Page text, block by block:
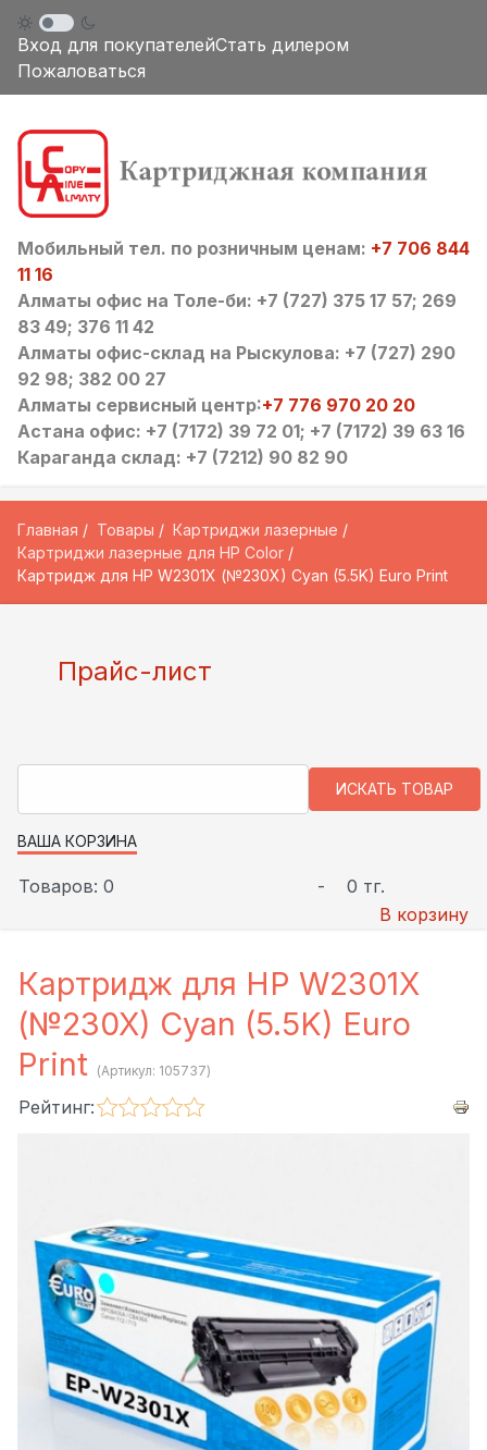
Вход для покупателейСтать дилером
Пожаловаться
Мобильный тел. по розничным ценам: +7 706 844
11 16
Алматы офис на Толе-би: +7 (727) 375 17 57; 269
83 49; 376 11 42
Алматы офис-склад на Рыскулова: +7 (727) 290
92 98; 382 00 27
Алматы сервисный центр:+7 776 970 20 20
Астана офис: +7 (7172) 39 72 01; +7 (7172) 39 63 16
Караганда склад: +7 (7212) 90 82 90
Главная Товары
Картриджи лазерные
Картриджи лазерные для HP Color
Картридж для HP W2301X (№230X) Cyan (5.5K) Euro Print
Прайс-лист
ВАША КОРЗИНА
Товаров: 0 -
0 тг.
В корзину
Картридж для HP W2301X
(№230X) Cyan (5.5K) Euro
Print (Артикул: 105737)
Рейтинг: